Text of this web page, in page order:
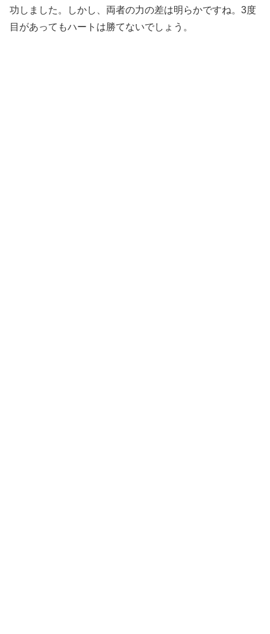
功しました。しかし、両者の力の差は明らかですね。3度
目があってもハートは勝てないでしょう。